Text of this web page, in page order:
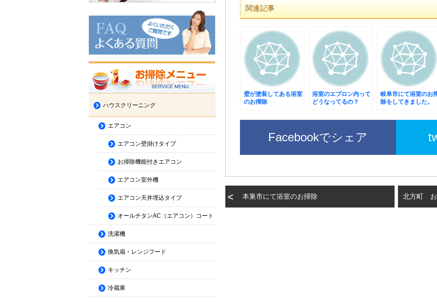
関連記事
壁が塗装してある浴室
のお掃除
浴室のエプロン内って
どうなってるの？
岐阜市にて浴室のお
除をしてきました。
Facebookでシェア
本巣市にて浴室のお掃除 北方町 お
ハウスクリーニング
エアコン
エアコン壁掛けタイプ
お掃除機能付きエアコン
エアコン室外機
エアコン天井埋込タイプ
オールチタンAC（エアコン）コート
洗濯機
換気扇・レンジフード
キッチン
冷蔵庫